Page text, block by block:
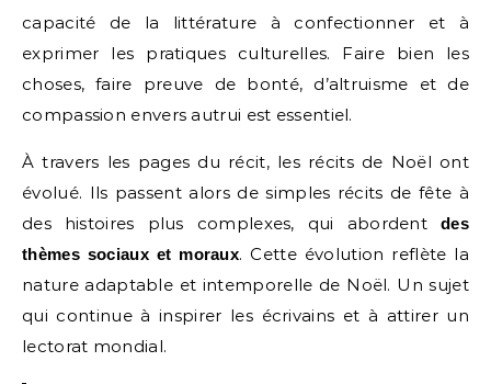
capacité de la littérature à confectionner et à
exprimer les pratiques culturelles. Faire bien les
choses, faire preuve de bonté, d’altruisme et de
compassion envers autrui est essentiel.
À travers les pages du récit, les récits de Noël ont
évolué. Ils passent alors de simples récits de fête à
des histoires plus complexes, qui abordentdes
thèmes sociaux et moraux. Cette évolution reflète la
nature adaptable et intemporelle de Noël. Un sujet
qui continue à inspirer les écrivains et à attirer un
lectorat mondial.